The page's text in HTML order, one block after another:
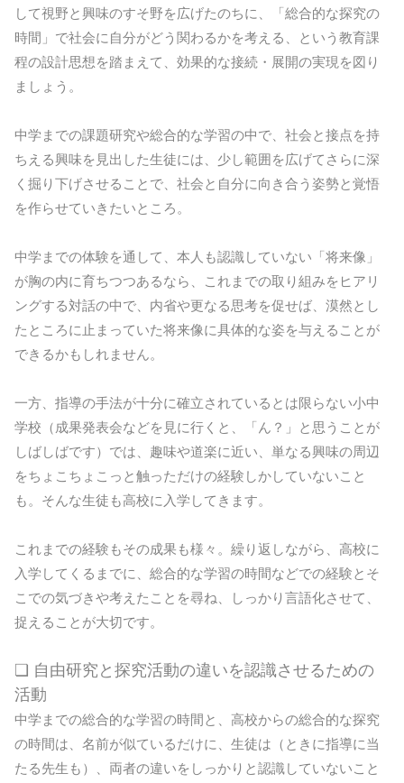
して視野と興味のすそ野を広げたのちに、「総合的な探究の
時間」で社会に自分がどう関わるかを考える、という教育課
程の設計思想を踏まえて、効果的な接続・展開の実現を図り
ましょう。
中学までの課題研究や総合的な学習の中で、社会と接点を持
ちえる興味を見出した生徒には、少し範囲を広げてさらに深
く掘り下げさせることで、社会と自分に向き合う姿勢と覚悟
を作らせていきたいところ。
中学までの体験を通して、本人も認識していない「将来像」
が胸の内に育ちつつあるなら、これまでの取り組みをヒアリ
ングする対話の中で、内省や更なる思考を促せば、漠然とし
たところに止まっていた将来像に具体的な姿を与えることが
できるかもしれません。
一方、指導の手法が十分に確立されているとは限らない小中
学校（成果発表会などを見に行くと、「ん？」と思うことが
しばしばです）では、趣味や道楽に近い、単なる興味の周辺
をちょこちょこっと触っただけの経験しかしていないこと
も。そんな生徒も高校に入学してきます。
これまでの経験もその成果も様々。繰り返しながら、高校に
入学してくるまでに、総合的な学習の時間などでの経験とそ
こでの気づきや考えたことを尋ね、しっかり言語化させて、
捉えることが大切です。
❏ 自由研究と探究活動の違いを認識させるための
活動
中学までの総合的な学習の時間と、高校からの総合的な探究
の時間は、名前が似ているだけに、生徒は（ときに指導に当
たる先生も）、両者の違いをしっかりと認識していないこと